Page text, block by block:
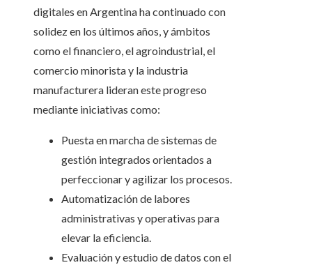
digitales en Argentina ha continuado con
solidez en los últimos años, y ámbitos
como el financiero, el agroindustrial, el
comercio minorista y la industria
manufacturera lideran este progreso
mediante iniciativas como:
Puesta en marcha de sistemas de
gestión integrados orientados a
perfeccionar y agilizar los procesos.
Automatización de labores
administrativas y operativas para
elevar la eficiencia.
Evaluación y estudio de datos con el